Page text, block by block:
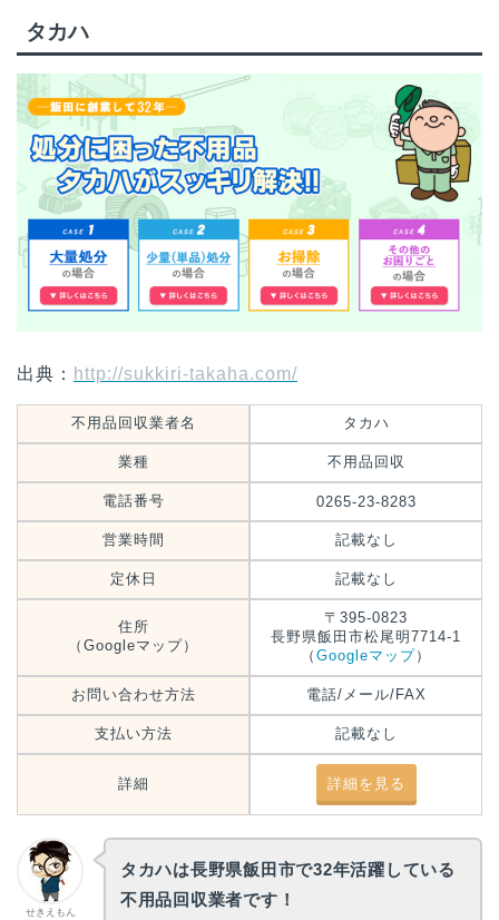
タカハ
出典： http://sukkiri-takaha.com/
不用品回収業者名 タカハ
業種 不用品回収
電話番号 0265-23-8283
営業時間 記載なし
定休日 記載なし
住所
（Googleマップ）
〒395-0823
長野県飯田市松尾明7714-1
（ Googleマップ）
お問い合わせ方法 電話/メール/FAX
支払い方法 記載なし
詳細 詳細を見る
せきえもん
タカハは長野県飯田市で32年活躍している
不用品回収業者です！